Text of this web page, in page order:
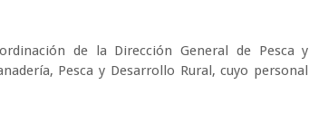
de la Dirección General de Pesca y
Pesca y Desarrollo Rural, cuyo personal